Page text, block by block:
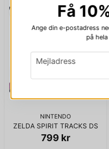
NINTENDO
ZELDA SPIRIT TRACKS DS
799 kr
Ja, ni får publicera
Få
Ange din e-postadress
på
email
Mejladress